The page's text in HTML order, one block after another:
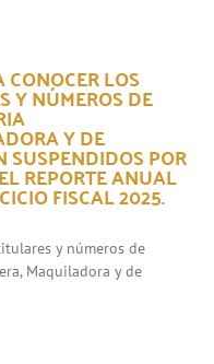
LOS
Y NÚMEROS DE
Y DE
SUSPENDIDOS POR
REPORTE ANUAL
FISCAL 2025.
y números de
Maquiladora y de